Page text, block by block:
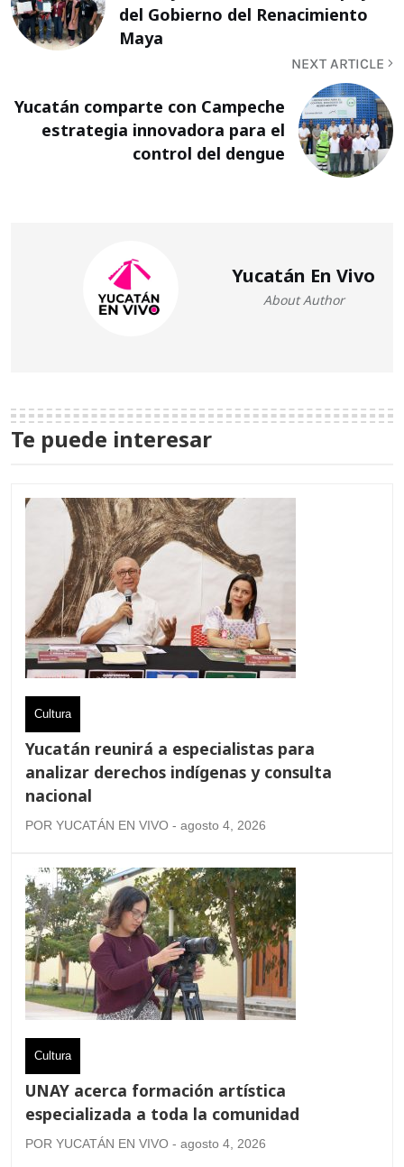
del Gobierno del Renacimiento
Maya
NEXT ARTICLE
Yucatán comparte con Campeche
estrategia innovadora para el
control del dengue
Yucatán En Vivo
About Author
Te puede interesar
Cultura
Yucatán reunirá a especialistas para
analizar derechos indígenas y consulta
nacional
POR YUCATÁN EN VIVO - agosto 4, 2026
Cultura
UNAY acerca formación artística
especializada a toda la comunidad
POR YUCATÁN EN VIVO - agosto 4, 2026